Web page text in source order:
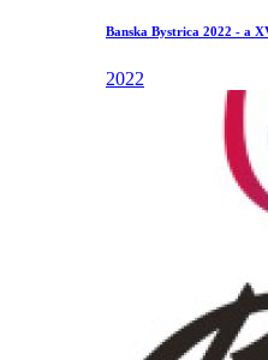
Banska Bystrica 2022 - a
2022